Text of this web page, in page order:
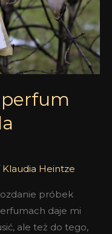
Klaudia Heintze
próbek
daje mi
ale też do tego,